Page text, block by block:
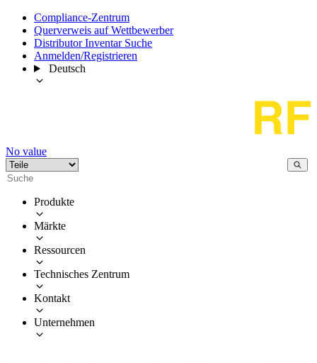
Compliance-Zentrum
Querverweis auf Wettbewerber
Distributor Inventar Suche
Anmelden/Registrieren
Deutsch
No value
Produkte
Märkte
Ressourcen
Technisches Zentrum
Kontakt
Unternehmen